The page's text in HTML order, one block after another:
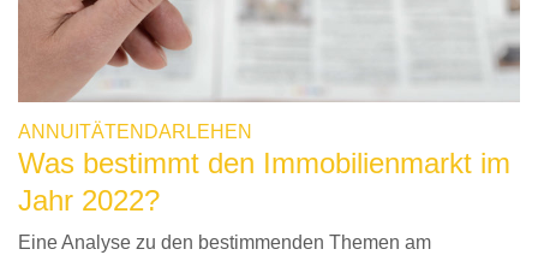
ANNUITÄTENDARLEHEN
Was bestimmt den Immobilienmarkt im
Jahr 2022?
Eine Analyse zu den bestimmenden Themen am